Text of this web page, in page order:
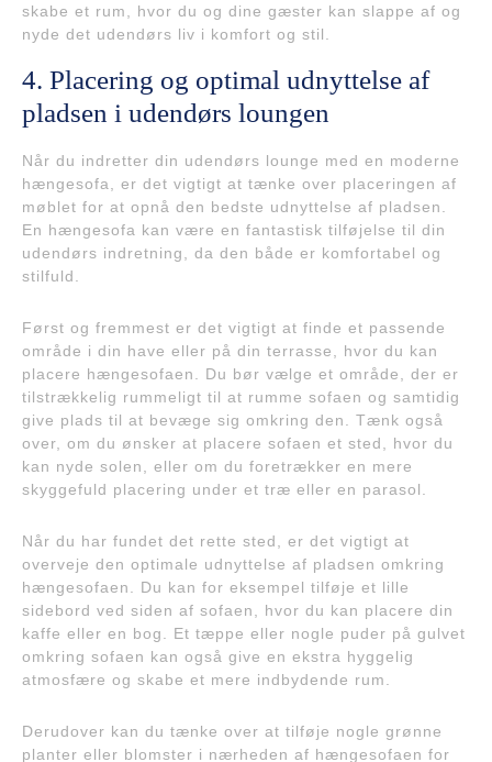
skabe et rum, hvor du og dine gæster kan slappe af og
nyde det udendørs liv i komfort og stil.
4. Placering og optimal udnyttelse af
pladsen i udendørs loungen
Når du indretter din udendørs lounge med en moderne
hængesofa, er det vigtigt at tænke over placeringen af
møblet for at opnå den bedste udnyttelse af pladsen.
En hængesofa kan være en fantastisk tilføjelse til din
udendørs indretning, da den både er komfortabel og
stilfuld.
Først og fremmest er det vigtigt at finde et passende
område i din have eller på din terrasse, hvor du kan
placere hængesofaen. Du bør vælge et område, der er
tilstrækkelig rummeligt til at rumme sofaen og samtidig
give plads til at bevæge sig omkring den. Tænk også
over, om du ønsker at placere sofaen et sted, hvor du
kan nyde solen, eller om du foretrækker en mere
skyggefuld placering under et træ eller en parasol.
Når du har fundet det rette sted, er det vigtigt at
overveje den optimale udnyttelse af pladsen omkring
hængesofaen. Du kan for eksempel tilføje et lille
sidebord ved siden af sofaen, hvor du kan placere din
kaffe eller en bog. Et tæppe eller nogle puder på gulvet
omkring sofaen kan også give en ekstra hyggelig
atmosfære og skabe et mere indbydende rum.
Derudover kan du tænke over at tilføje nogle grønne
planter eller blomster i nærheden af hængesofaen for